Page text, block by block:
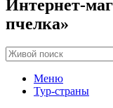
Интернет-
пчелка»
Меню
Тур-страны